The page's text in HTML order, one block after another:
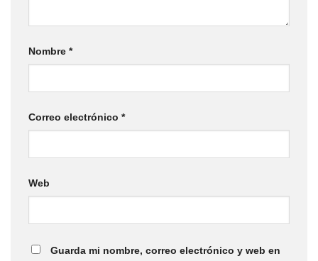
Nombre *
Correo electrónico *
Web
Guarda mi nombre, correo electrónico y web en